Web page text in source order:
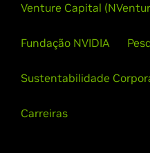
Venture Capital
Fundação NVIDIA
Sustentabilidade
Carreiras